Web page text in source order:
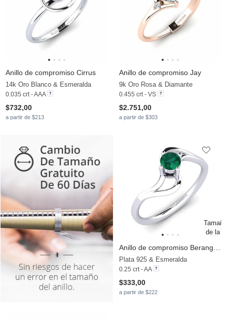
Anillo de compromiso Cirrus
14k Oro Blanco & Esmeralda
0.035 crt - AAA
$732,00
a partir de $213
Anillo de compromiso Jay
9k Oro Rosa & Diamante
0.455 crt - VS
$2.751,00
a partir de $303
Plata 925 & Esmeralda
0.25 crt - AA
$333,00
a partir de $222